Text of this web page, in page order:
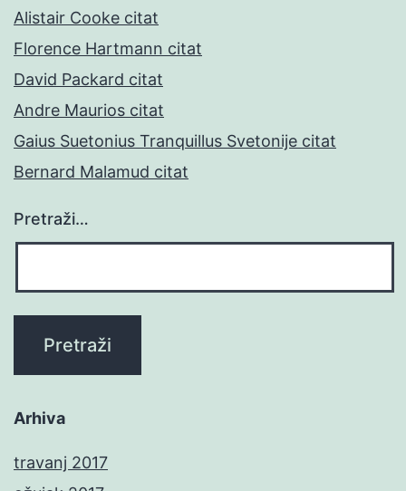
Alistair Cooke citat
Florence Hartmann citat
David Packard citat
Andre Maurios citat
Gaius Suetonius Tranquillus Svetonije citat
Bernard Malamud citat
Pretraži…
Arhiva
travanj 2017